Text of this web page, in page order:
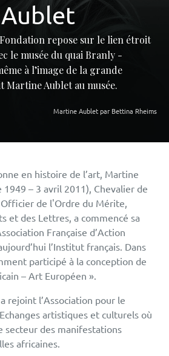
repose sur le lien étroit
le musée du quai Branly -
à l’image de la grande
Martine Aublet au musée.
Martine Aublet par Bettina Rheims
en histoire de l’art, Martine
– 3 avril 2011), Chevalier de
Officier de l'Ordre du Mérite,
et des Lettres, a commencé sa
Française d’Action
l’Institut français. Dans
participé à la conception de
– Art Européen ».
rejoint l’Association pour le
artistiques et culturels où
secteur des manifestations
africaines.